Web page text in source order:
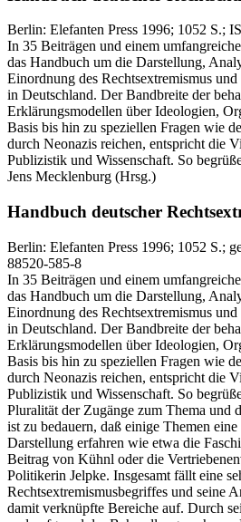
Berlin: Elefanten Press 1996; 1052 S.;
In 35 Beiträgen und einem
das Handbuch um die Darstellung,
Einordnung des Rechtsextremismus
in Deutschland. Der Bandbreite der
Erklärungsmodellen über Ideologien,
Basis bis hin zu speziellen Fragen wie
durch Neonazis reichen, entspricht die
Publizistik und Wissenschaft. So
Jens Mecklenburg (Hrsg.)
Handbuch deutscher
Berlin: Elefanten Press 1996; 1052 S.;
88520-585-8
In 35 Beiträgen und einem
das Handbuch um die Darstellung,
Einordnung des Rechtsextremismus
in Deutschland. Der Bandbreite der
Erklärungsmodellen über Ideologien,
Basis bis hin zu speziellen Fragen wie
durch Neonazis reichen, entspricht die
Publizistik und Wissenschaft. So
Pluralität der Zugänge zum Thema und
ist zu bedauern, daß einige Themen
Darstellung erfahren wie etwa die
Beitrag von Kühnl oder die
Politikerin Jelpke. Insgesamt fällt eine
Rechtsextremismusbegriffes und seine
damit verknüpfte Bereiche auf. Durch